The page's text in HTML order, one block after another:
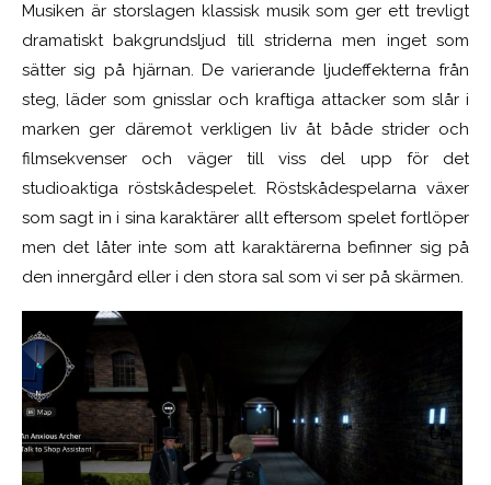
Musiken är storslagen klassisk musik som ger ett trevligt
dramatiskt bakgrundsljud till striderna men inget som
sätter sig på hjärnan. De varierande ljudeffekterna från
steg, läder som gnisslar och kraftiga attacker som slår i
marken ger däremot verkligen liv åt både strider och
filmsekvenser och väger till viss del upp för det
studioaktiga röstskådespelet. Röstskådespelarna växer
som sagt in i sina karaktärer allt eftersom spelet fortlöper
men det låter inte som att karaktärerna befinner sig på
den innergård eller i den stora sal som vi ser på skärmen.